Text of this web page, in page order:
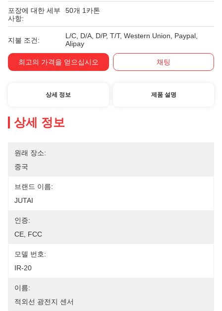
포장에 대한 세부
사항:
50개 1카톤
지불 조건:
L/C, D/A, D/P, T/T, Western Union, Paypal,
Alipay
최고의 가격을 얻으십시오 채팅
상세 정보 제품 설명
상세 정보
원래 장소:
중국
브랜드 이름:
JUTAI
인증:
CE, FCC
모델 번호:
IR-20
이름:
적외선 광전지 센서